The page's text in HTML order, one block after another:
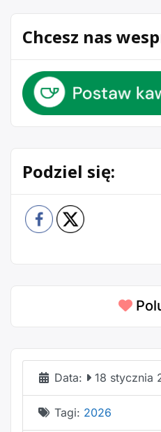
Chcesz nas
Podziel się:
Data: 18 stycznia
Tagi: 2026